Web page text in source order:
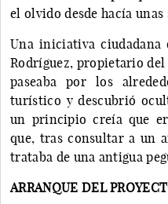
el olvido desde hacía unas
Una iniciativa ciudadana
Rodríguez, propietario
paseaba por los
turístico y descubrió
un principio creía que
que, tras consultar a un
trataba de una antigua
ARRANQUE DEL